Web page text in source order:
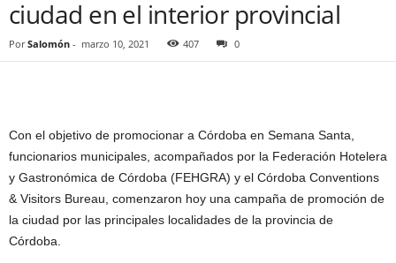
ciudad en el interior provincial
Por Salomón - marzo 10, 2021 407 0
Con el objetivo de promocionar a Córdoba en Semana Santa,
funcionarios municipales, acompañados por la Federación Hotelera
y Gastronómica de Córdoba (FEHGRA) y el Córdoba Conventions
& Visitors Bureau, comenzaron hoy una campaña de promoción de
la ciudad por las principales localidades de la provincia de
Córdoba.